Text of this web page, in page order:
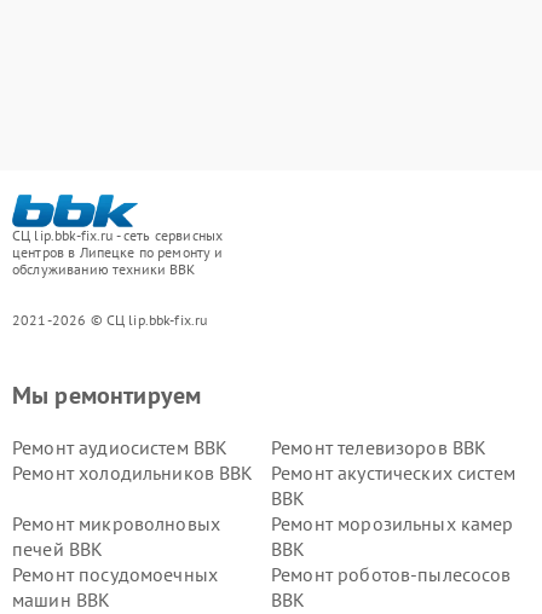
СЦ lip.bbk-fix.ru - сеть сервисных
центров в Липецке по ремонту и
обслуживанию техники BBK
2021-2026 © СЦ lip.bbk-fix.ru
Мы ремонтируем
Ремонт аудиосистем BBK
Ремонт телевизоров BBK
Ремонт холодильников BBK
Ремонт акустических систем
BBK
Ремонт микроволновых
печей BBK
Ремонт морозильных камер
BBK
Ремонт посудомоечных
машин BBK
Ремонт роботов-пылесосов
BBK